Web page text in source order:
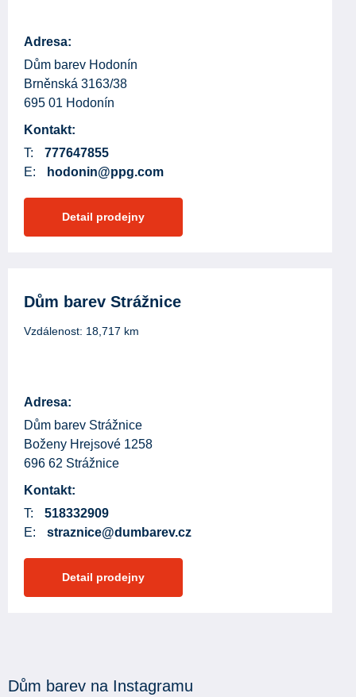
Adresa:
Dům barev Hodonín
Brněnská 3163/38
695 01 Hodonín
Kontakt:
T:
777647855
E:
hodonin@ppg.com
Detail prodejny
Dům barev Strážnice
Vzdálenost: 18,717 km
Adresa:
Dům barev Strážnice
Boženy Hrejsové 1258
696 62 Strážnice
Kontakt:
T:
518332909
E:
straznice@dumbarev.cz
Detail prodejny
Dům barev na Instagramu